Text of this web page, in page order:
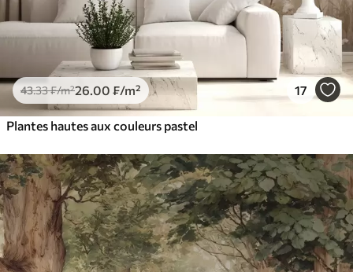
43.33₣/m²26 .00 ₣/m² 17
Plantes hautes aux couleurs pastel